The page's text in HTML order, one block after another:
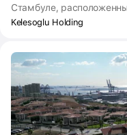
Стамбуле,
протяженностью 1.5 км.
спроектирована своя
спортзал, торгового
рестораны. Территория
площади мини-города.
Kelesoglu Holding